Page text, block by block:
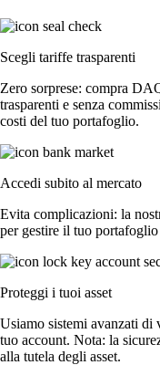
Scegli tariffe trasparenti
Zero sorprese: compra
trasparenti e senza
costi del tuo portafoglio.
Accedi subito al mercato
Evita complicazioni: la
per gestire il tuo
Proteggi i tuoi asset
Usiamo sistemi avanzati di
tuo account. Nota: la
alla tutela degli asset.